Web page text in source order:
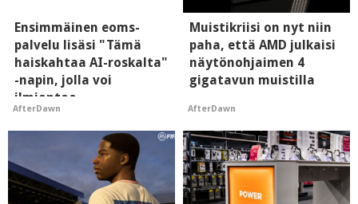
Ensimmäinen eoms-
palvelu lisäsi "Tämä
haiskahtaa AI-roskalta"
-napin, jolla voi
ilmiantaa
tekoälytauhkan
AfterDawn
Muistikriisi on nyt niin
paha, että AMD julkaisi
näytönohjaimen 4
gigatavun muistilla
AfterDawn